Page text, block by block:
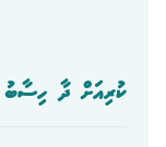
ކުރިއަށް ދާ ހިސާބު